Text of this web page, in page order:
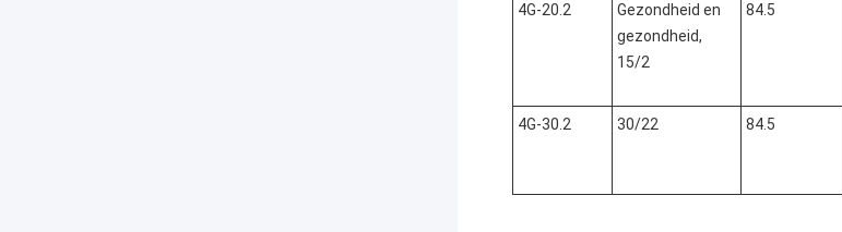
4G-20.2
Gezondheid en
gezondheid,
15/2
84.5
4G-30.2 30/22 84.5